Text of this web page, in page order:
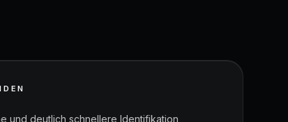
und deutlich schnellere Identifikation